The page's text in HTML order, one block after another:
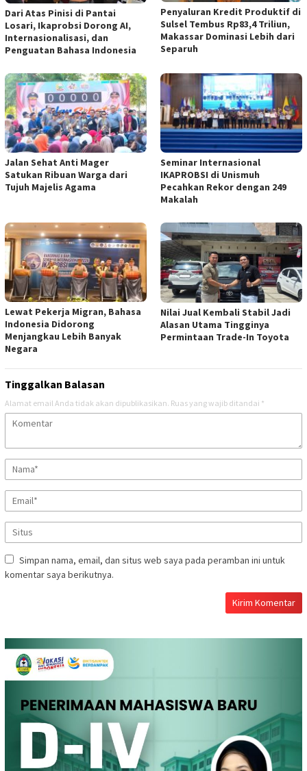
Dari Atas Pinisi di Pantai
Losari, Ikaprobsi Dorong AI,
Internasionalisasi, dan
Penguatan Bahasa Indonesia
Penyaluran Kredit Produktif di
Sulsel Tembus Rp83,4 Triliun,
Makassar Dominasi Lebih dari
Separuh
Jalan Sehat Anti Mager
Satukan Ribuan Warga dari
Tujuh Majelis Agama
Seminar Internasional
IKAPROBSI di Unismuh
Pecahkan Rekor dengan 249
Makalah
Lewat Pekerja Migran, Bahasa
Indonesia Didorong
Menjangkau Lebih Banyak
Negara
Nilai Jual Kembali Stabil Jadi
Alasan Utama Tingginya
Permintaan Trade-In Toyota
Tinggalkan Balasan
Alamat email Anda tidak akan dipublikasikan. Ruas yang wajib ditandai *
Simpan nama, email, dan situs web saya pada peramban ini untuk
komentar saya berikutnya.